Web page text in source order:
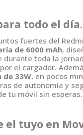
todo el
fuertes del
de 6000 mAh,
durante toda la
el cargador.
de 33W, en pocos
de autonomía y
tu móvil sin esperas.
el tuyo en